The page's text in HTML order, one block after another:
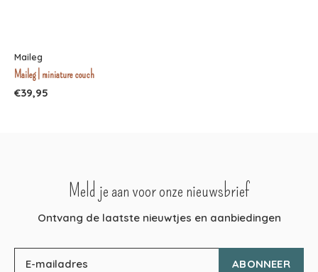
Maileg
Maileg | miniature couch
€39,95
Meld je aan voor onze nieuwsbrief
Ontvang de laatste nieuwtjes en aanbiedingen
ABONNEER